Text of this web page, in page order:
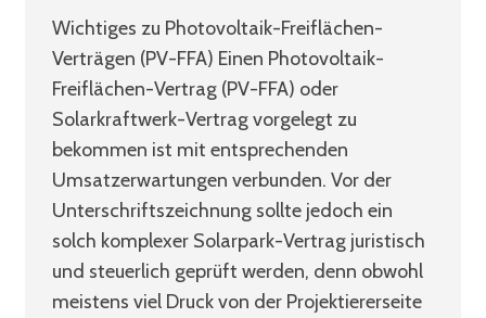
Wichtiges zu Photovoltaik-Freiflächen-
Verträgen (PV-FFA) Einen Photovoltaik-
Freiflächen-Vertrag (PV-FFA) oder
Solarkraftwerk-Vertrag vorgelegt zu
bekommen ist mit entsprechenden
Umsatzerwartungen verbunden. Vor der
Unterschriftszeichnung sollte jedoch ein
solch komplexer Solarpark-Vertrag juristisch
und steuerlich geprüft werden, denn obwohl
meistens viel Druck von der Projektiererseite